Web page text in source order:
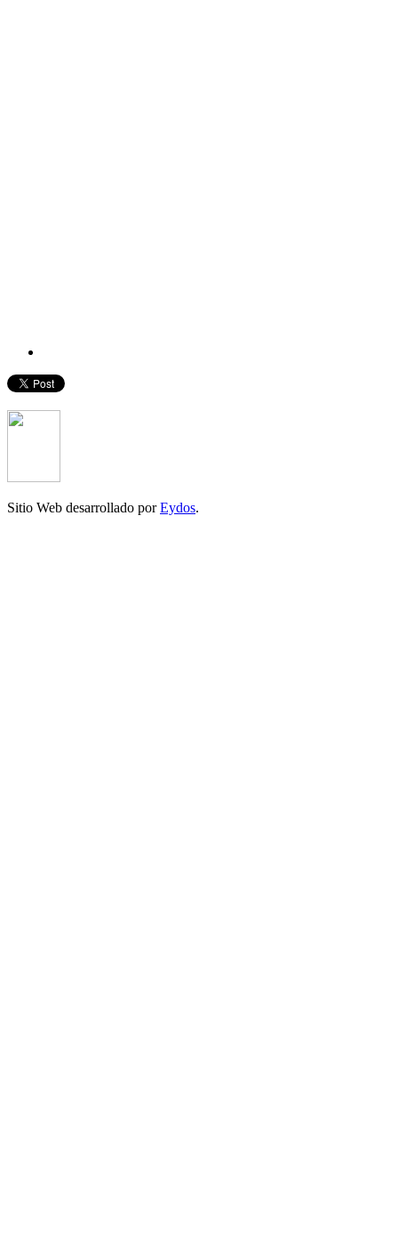
Sitio Web desarrollado porEydos.